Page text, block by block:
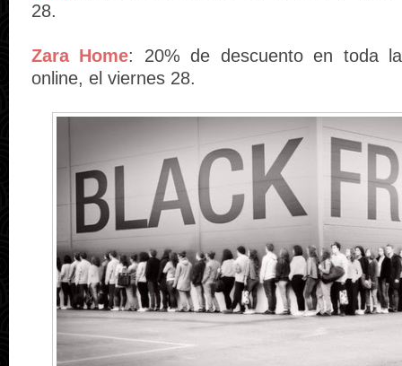
28.
Zara Home: 20% de descuento en toda
online, el viernes 28.